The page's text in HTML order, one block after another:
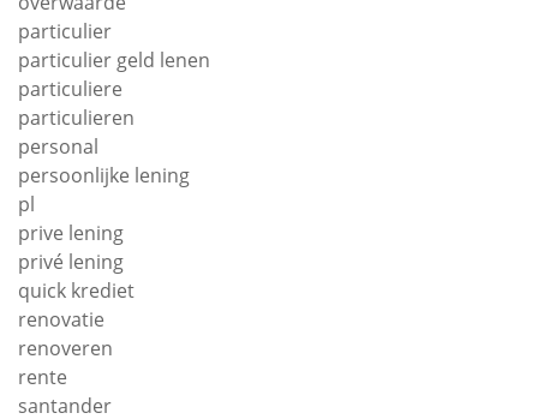
particulier
particulier geld lenen
particuliere
particulieren
personal
persoonlijke lening
pl
prive lening
privé lening
quick krediet
renovatie
renoveren
rente
santander